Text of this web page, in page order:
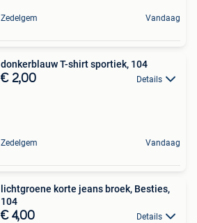
Zedelgem Vandaag
donkerblauw T-shirt sportiek, 104
€ 2,00 Details
Zedelgem Vandaag
lichtgroene korte jeans broek, Besties,
104
€ 4,00 Details